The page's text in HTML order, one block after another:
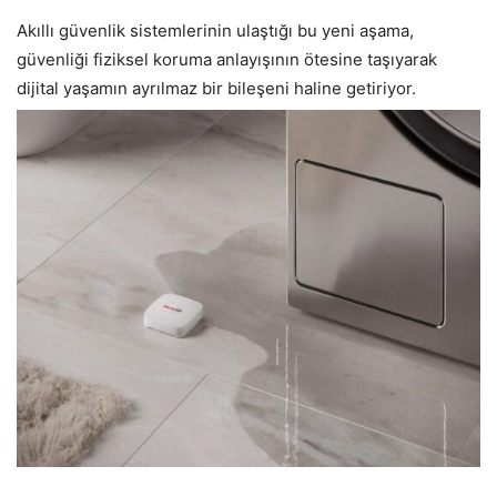
Akıllı güvenlik sistemlerinin ulaştığı bu yeni aşama,
güvenliği fiziksel koruma anlayışının ötesine taşıyarak
dijital yaşamın ayrılmaz bir bileşeni haline getiriyor.